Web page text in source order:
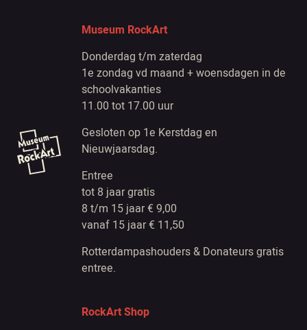
Museum RockArt
Donderdag t/m zaterdag
1e zondag vd maand + woensdagen in de
schoolvakanties
11.00 tot 17.00 uur
Gesloten op 1e Kerstdag en
Nieuwjaarsdag.
Entree
tot 8 jaar gratis
8 t/m 15 jaar € 9,00
vanaf 15 jaar € 11,50
Rotterdampashouders & Donateurs gratis
entree.
RockArt Shop